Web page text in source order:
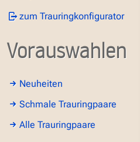
zum Trauringkonfigurator
Vorauswahlen
Neuheiten
Schmale Trauringpaare
Alle Trauringpaare